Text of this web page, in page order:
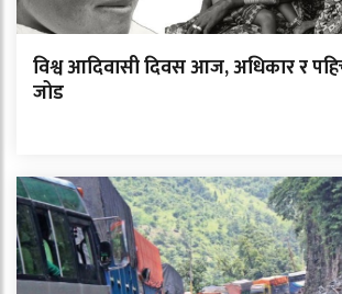
विश्व आदिवासी दिवस आज, अधिकार र
जोड